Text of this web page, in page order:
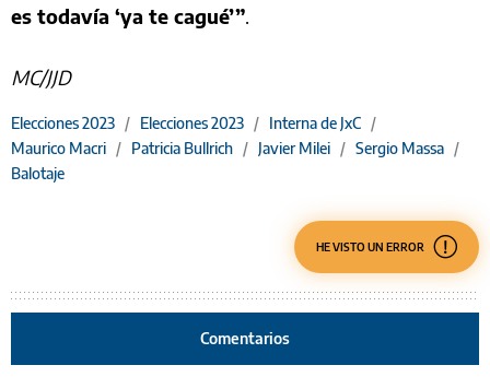
es todavía ‘ya te cagué’”.
MC/JJD
Elecciones 2023 / Elecciones 2023 / Interna de JxC /
Maurico Macri / Patricia Bullrich / Javier Milei / Sergio Massa /
Balotaje
HE VISTO UN ERROR
Comentarios